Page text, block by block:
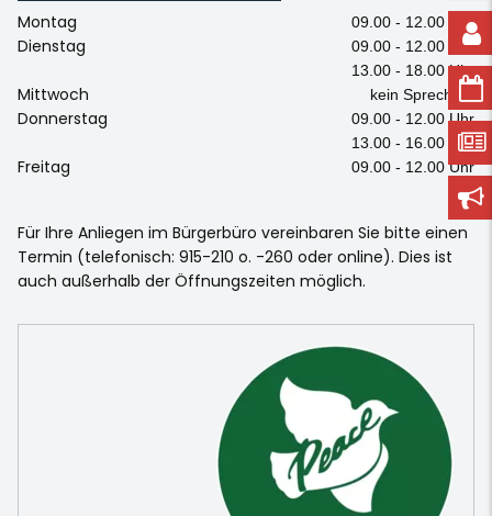
Montag 09.00 - 12.00 Uhr
Dienstag
09.00 - 12.00 Uhr
13.00 - 18.00 Uhr
Mittwoch kein Sprechtag
Donnerstag
09.00 - 12.00 Uhr
13.00 - 16.00 Uhr
Freitag 09.00 - 12.00 Uhr
Für Ihre Anliegen im Bürgerbüro vereinbaren Sie bitte einen
Termin (telefonisch: 915-210 o. -260 oder online). Dies ist
auch außerhalb der Öffnungszeiten möglich.